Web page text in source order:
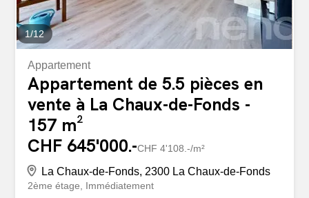
1/12
Appartement
Appartement de 5.5 pièces en
vente à La Chaux-de-Fonds -
157 m²
CHF 645'000.-CHF 4'108.-/m²
La Chaux-de-Fonds, 2300 La Chaux-de-Fonds
2ème étage
Immédiatement